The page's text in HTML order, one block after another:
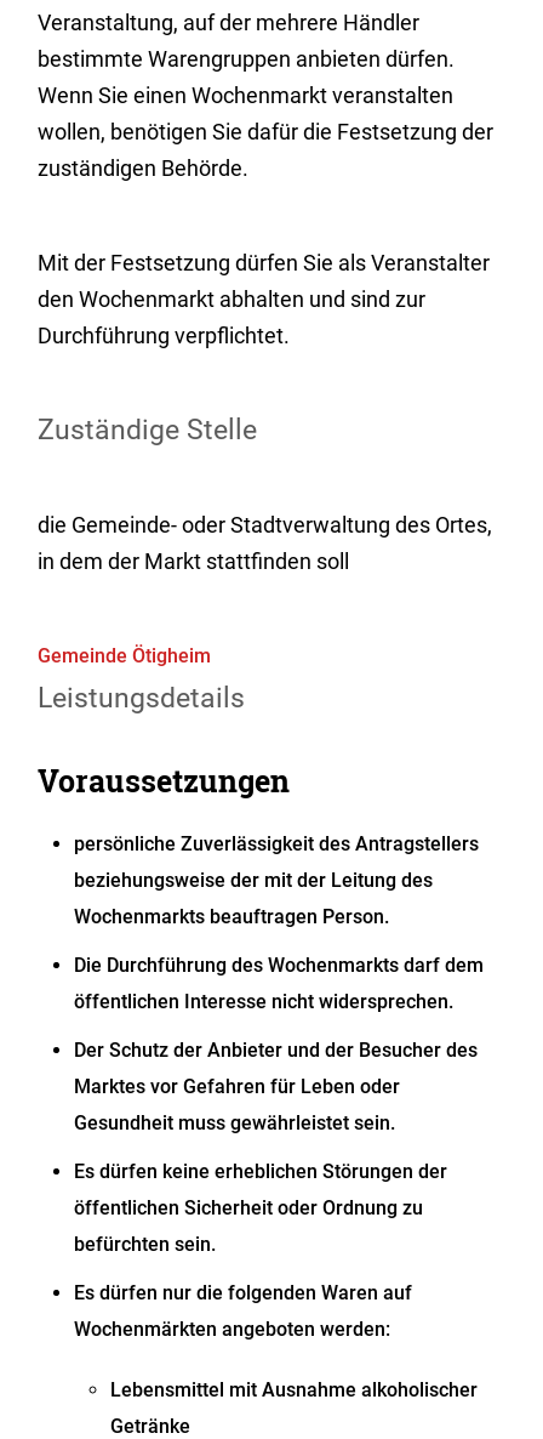
Veranstaltung, auf der mehrere Händler
bestimmte Warengruppen anbieten dürfen.
Wenn Sie einen Wochenmarkt veranstalten
wollen, benötigen Sie dafür die Festsetzung der
zuständigen Behörde.
Mit der Festsetzung dürfen Sie als Veranstalter
den Wochenmarkt abhalten und sind zur
Durchführung verpflichtet.
Zuständige Stelle
die Gemeinde- oder Stadtverwaltung des Ortes,
in dem der Markt stattfinden soll
Gemeinde Ötigheim
Leistungsdetails
Voraussetzungen
persönliche Zuverlässigkeit des Antragstellers
beziehungsweise der mit der Leitung des
Wochenmarkts beauftragen Person.
Die Durchführung des Wochenmarkts darf dem
öffentlichen Interesse nicht widersprechen.
Der Schutz der Anbieter und der Besucher des
Marktes vor Gefahren für Leben oder
Gesundheit muss gewährleistet sein.
Es dürfen keine erheblichen Störungen der
öffentlichen Sicherheit oder Ordnung zu
befürchten sein.
Es dürfen nur die folgenden Waren auf
Wochenmärkten angeboten werden:
Lebensmittel mit Ausnahme alkoholischer
Getränke